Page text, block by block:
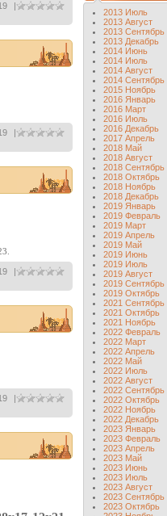
2013 Июль
2013 Август
2013 Сентябрь
2013 Декабрь
2014 Июнь
2014 Июль
2014 Август
2014 Сентябрь
2015 Ноябрь
2016 Январь
2016 Март
2016 Июль
2016 Декабрь
2017 Апрель
2018 Май
2018 Август
2018 Сентябрь
2018 Октябрь
2018 Ноябрь
2018 Декабрь
2019 Январь
2019 Февраль
2019 Март
2019 Апрель
2019 Май
2019 Июнь
2019 Июль
2019 Август
2019 Сентябрь
2019 Октябрь
2021 Сентябрь
2021 Октябрь
2021 Ноябрь
2022 Февраль
2022 Март
2022 Апрель
2022 Май
2022 Июль
2022 Август
2022 Сентябрь
2022 Октябрь
2022 Ноябрь
2022 Декабрь
2023 Январь
2023 Февраль
2023 Апрель
2023 Май
2023 Июнь
2023 Июль
2023 Август
2023 Сентябрь
2023 Октябрь